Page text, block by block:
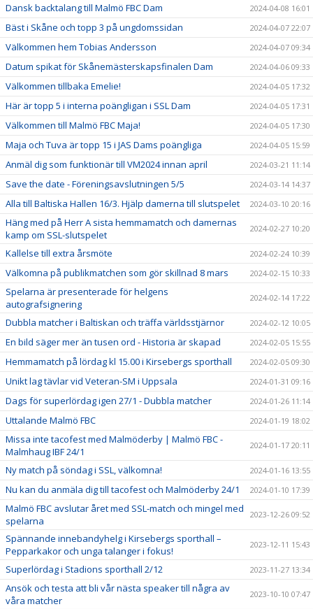
Dansk backtalang till Malmö FBC Dam 2024-04-08 16:01
Bäst i Skåne och topp 3 på ungdomssidan 2024-04-07 22:07
Välkommen hem Tobias Andersson 2024-04-07 09:34
Datum spikat för Skånemästerskapsfinalen Dam 2024-04-06 09:33
Välkommen tillbaka Emelie! 2024-04-05 17:32
Här är topp 5 i interna poängligan i SSL Dam 2024-04-05 17:31
Välkommen till Malmö FBC Maja! 2024-04-05 17:30
Maja och Tuva är topp 15 i JAS Dams poängliga 2024-04-05 15:59
Anmäl dig som funktionär till VM2024 innan april 2024-03-21 11:14
Save the date - Föreningsavslutningen 5/5 2024-03-14 14:37
Alla till Baltiska Hallen 16/3. Hjälp damerna till slutspelet 2024-03-10 20:16
Häng med på Herr A sista hemmamatch och damernas
kamp om SSL-slutspelet
2024-02-27 10:20
Kallelse till extra årsmöte 2024-02-24 10:39
Välkomna på publikmatchen som gör skillnad 8 mars 2024-02-15 10:33
Spelarna är presenterade för helgens
autografsignering
2024-02-14 17:22
Dubbla matcher i Baltiskan och träffa världsstjärnor 2024-02-12 10:05
En bild säger mer än tusen ord - Historia är skapad 2024-02-05 15:55
Hemmamatch på lördag kl 15.00 i Kirsebergs sporthall 2024-02-05 09:30
Unikt lag tävlar vid Veteran-SM i Uppsala 2024-01-31 09:16
Dags för superlördag igen 27/1 - Dubbla matcher 2024-01-26 11:14
Uttalande Malmö FBC 2024-01-19 18:02
Missa inte tacofest med Malmöderby | Malmö FBC -
Malmhaug IBF 24/1
2024-01-17 20:11
Ny match på söndag i SSL, välkomna! 2024-01-16 13:55
Nu kan du anmäla dig till tacofest och Malmöderby 24/1 2024-01-10 17:39
Malmö FBC avslutar året med SSL-match och mingel med
spelarna
2023-12-26 09:52
Spännande innebandyhelg i Kirsebergs sporthall –
Pepparkakor och unga talanger i fokus!
2023-12-11 15:43
Superlördag i Stadions sporthall 2/12 2023-11-27 13:34
Ansök och testa att bli vår nästa speaker till några av
våra matcher
2023-10-10 07:47